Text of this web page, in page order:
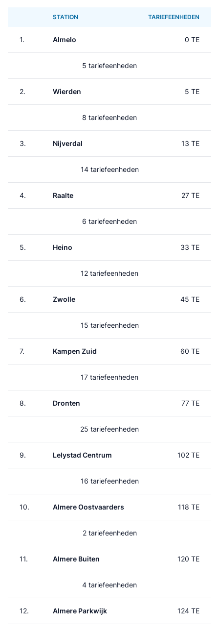
STATION TARIEFEENHEDEN
1. Almelo 0 TE
5 tariefeenheden
2. Wierden 5 TE
8 tariefeenheden
3. Nijverdal 13 TE
14 tariefeenheden
4. Raalte 27 TE
6 tariefeenheden
5. Heino 33 TE
12 tariefeenheden
6. Zwolle 45 TE
15 tariefeenheden
7. Kampen Zuid 60 TE
17 tariefeenheden
8. Dronten 77 TE
25 tariefeenheden
9. Lelystad Centrum 102 TE
16 tariefeenheden
10. Almere Oostvaarders 118 TE
2 tariefeenheden
11. Almere Buiten 120 TE
4 tariefeenheden
12. Almere Parkwijk 124 TE